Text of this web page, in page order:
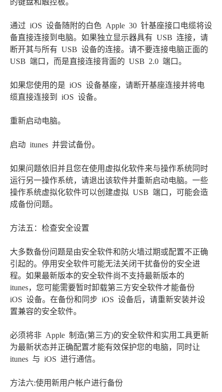
的键盘和触控板。
通过 iOS 设备随附的白色 Apple 30 针基座接口电缆将设
备直接连接到电脑。如果独立显示器具有 USB 连接，请
断开其与所有 USB 设备的连接。请不要连接电脑正面的
USB 端口，而是直接连接背面的 USB 2.0 端口。
如果您使用的是 iOS 设备基座，请断开基座连接并将电
缆直接连接到 iOS 设备。
重新启动电脑。
启动 itunes 并尝试备份。
如果问题依旧并且您在使用虚拟化软件来与操作系统同时
运行另一操作系统，请退出该软件并重新启动电脑。一些
操作系统虚拟化软件可以创建虚拟 USB 端口，可能会造
成备份问题。
方法五：检查安全设置
大多数备份问题是由安全软件和防火墙过期或配置不正确
引起的。停用安全软件可能无法关闭干扰备份的安全进
程。如果最新版本的安全软件尚不支持最新版本的
itunes，您可能需要暂时卸载第三方安全软件才能备份
iOS 设备。在备份和同步 iOS 设备后，请重新安装并设
置兼容的安全软件。
必须将非 Apple 制造(第三方)的安全软件和实用工具更新
为最新状态并正确配置才能有效保护您的电脑，同时让
itunes 与 iOS 进行通信。
方法六:使用新用户帐户进行备份